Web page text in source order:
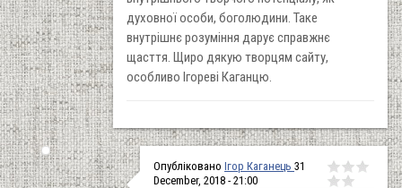
духовної особи, боголюдини. Таке
внутрішнє розуміння дарує справжнє
щасття. Щиро дякую творцям сайту,
особливо Ігореві Каганцю.
Опубліковано Ігор Каганець 31
December, 2018 - 21:00